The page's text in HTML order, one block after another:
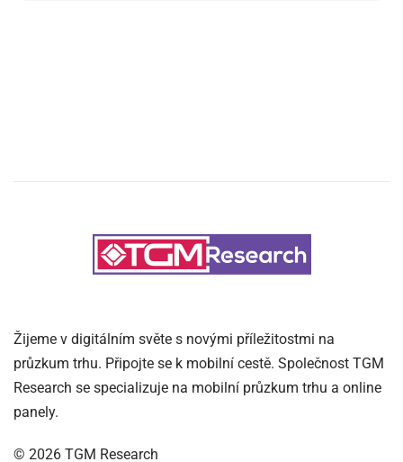
Žijeme v digitálním světe s novými příležitostmi na
průzkum trhu. Připojte se k mobilní cestě. Společnost TGM
Research se specializuje na mobilní průzkum trhu a online
panely.
© 2026 TGM Research